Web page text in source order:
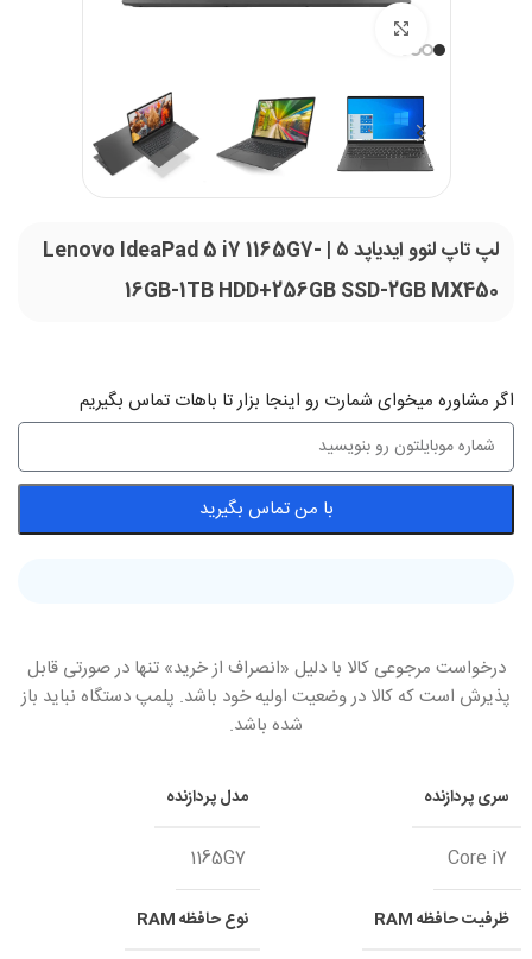
لپ تاپ لنوو ایدیاپد ۵ | Lenovo IdeaPad 5 i7 1165G7-
16GB-1TB HDD+256GB SSD-2GB MX450
اگر‌ مشاوره میخوای شمارت رو اینجا بزار تا باهات تماس بگیریم
با من تماس بگیرید
درخواست مرجوعی کالا با دلیل «انصراف از خرید» تنها در صورتی قابل
پذیرش است که کالا در وضعیت اولیه خود باشد. پلمپ دستگاه نباید باز
شده باشد.
سری پردازنده
Core i7
مدل پردازنده
1165G7
ظرفیت حافظه RAM نوع حافظه RAM